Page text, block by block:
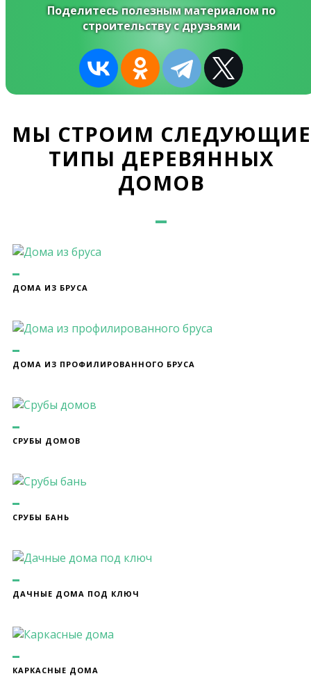
Поделитесь полезным материалом по
строительству с друзьями
МЫ СТРОИМ СЛЕДУЮЩИЕ
ТИПЫ ДЕРЕВЯННЫХ
ДОМОВ
ДОМА ИЗ БРУСА
ДОМА ИЗ ПРОФИЛИРОВАННОГО БРУСА
СРУБЫ ДОМОВ
СРУБЫ БАНЬ
ДАЧНЫЕ ДОМА ПОД КЛЮЧ
КАРКАСНЫЕ ДОМА